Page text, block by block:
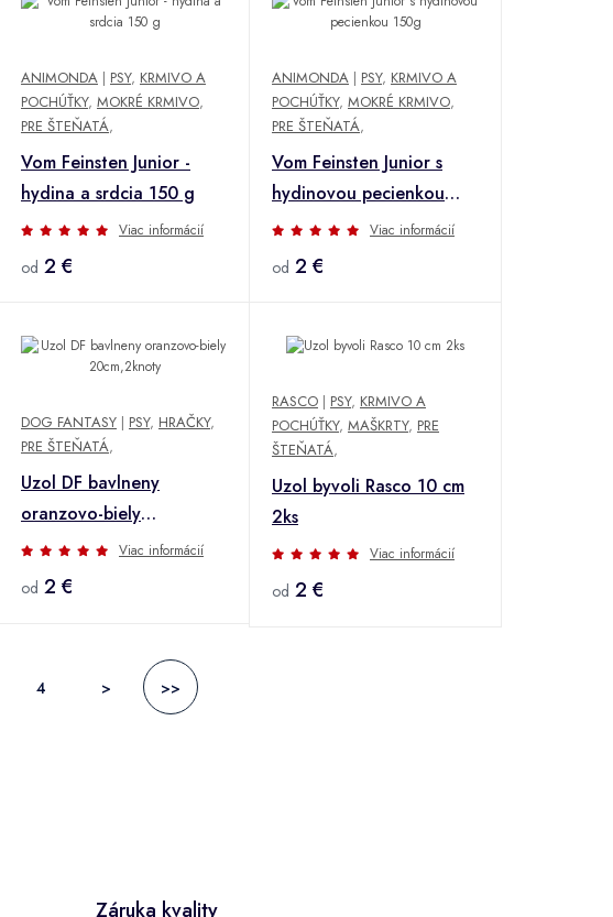
ANIMONDA | PSY, KRMIVO A
POCHÚŤKY, MOKRÉ KRMIVO,
PRE ŠTEŇATÁ,
Vom Feinsten Junior -
hydina a srdcia 150 g
Viac informácií
od 2 €
ANIMONDA | PSY, KRMIVO A
POCHÚŤKY, MOKRÉ KRMIVO,
PRE ŠTEŇATÁ,
Vom Feinsten Junior s
hydinovou pecienkou
150g
Viac informácií
od 2 €
DOG FANTASY | PSY, HRAČKY,
PRE ŠTEŇATÁ,
Uzol DF bavlneny
oranzovo-biely
20cm,2knotyViac informácií
od 2 €
RASCO | PSY, KRMIVO A
POCHÚŤKY, MAŠKRTY, PRE
ŠTEŇATÁ,
Uzol byvoli Rasco 10 cm
2ks
Viac informácií
od 2 €
4 > >>
Záruka kvality